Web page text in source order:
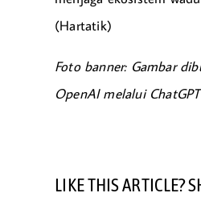
(Hartatik)
Foto banner: Gambar
OpenAI melalui
LIKE THIS ARTICLE?